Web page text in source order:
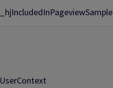
_hjIncludedInPageviewSample
UserContext